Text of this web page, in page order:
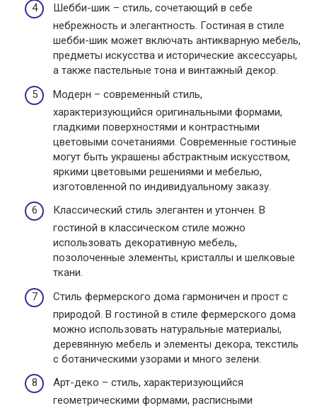
Шебби-шик – стиль, сочетающий в себе
небрежность и элегантность. Гостиная в стиле
шебби-шик может включать антикварную мебель,
предметы искусства и исторические аксессуары,
а также пастельные тона и винтажный декор.
Модерн – современный стиль,
характеризующийся оригинальными формами,
гладкими поверхностями и контрастными
цветовыми сочетаниями. Современные гостиные
могут быть украшены абстрактным искусством,
яркими цветовыми решениями и мебелью,
изготовленной по индивидуальному заказу.
Классический стиль элегантен и утончен. В
гостиной в классическом стиле можно
использовать декоративную мебель,
позолоченные элементы, кристаллы и шелковые
ткани.
Стиль фермерского дома гармоничен и прост с
природой. В гостиной в стиле фермерского дома
можно использовать натуральные материалы,
деревянную мебель и элементы декора, текстиль
с ботаническими узорами и много зелени.
Арт-деко – стиль, характеризующийся
геометрическими формами, расписными